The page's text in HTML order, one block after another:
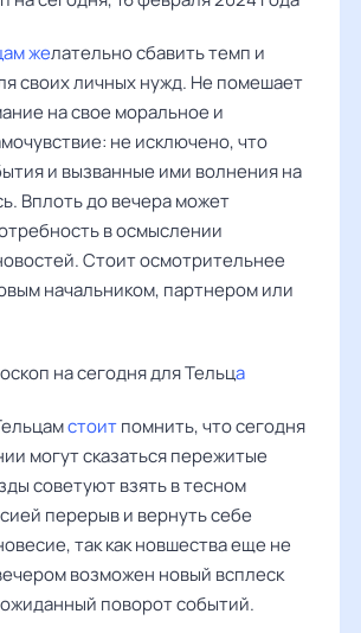
желательно сбавить темп и
своих личных нужд. Не помешает
на свое моральное и
не исключено, что
и вызванные ими волнения на
Вплоть до вечера может
в осмыслении
Стоит осмотрительнее
начальником, партнером или
на сегодня для Тельца
стоитпомнить, что сегодня
могут сказаться пережитые
советуют взять в тесном
перерыв и вернуть себе
так как новшества еще не
возможен новый всплеск
поворот событий.